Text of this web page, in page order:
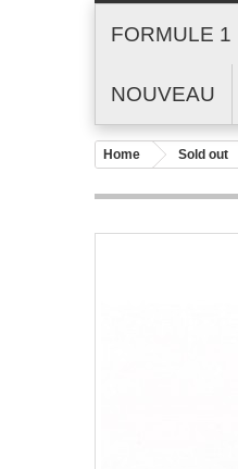
FORMULE 1
NOUVEAU
Home Sold out